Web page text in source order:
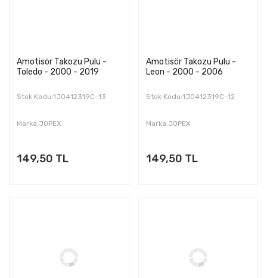
Amotisör Takozu Pulu -
Toledo - 2000 - 2019
Stok Kodu:1J0412319C-13
Marka:JOPEX
149,50 TL
Amotisör Takozu Pulu -
Leon - 2000 - 2006
Stok Kodu:1J0412319C-12
Marka:JOPEX
149,50 TL